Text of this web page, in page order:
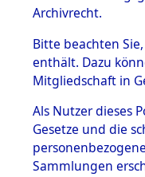
BESTÄNDE
1.
mente
5. Verschiedenes
5.3
Todesmärsche
Archivrecht.
Bitte beachten
enthält. Dazu
Mitgliedschaft in
Als Nutzer dieses
Gesetze und die
Sammlungen